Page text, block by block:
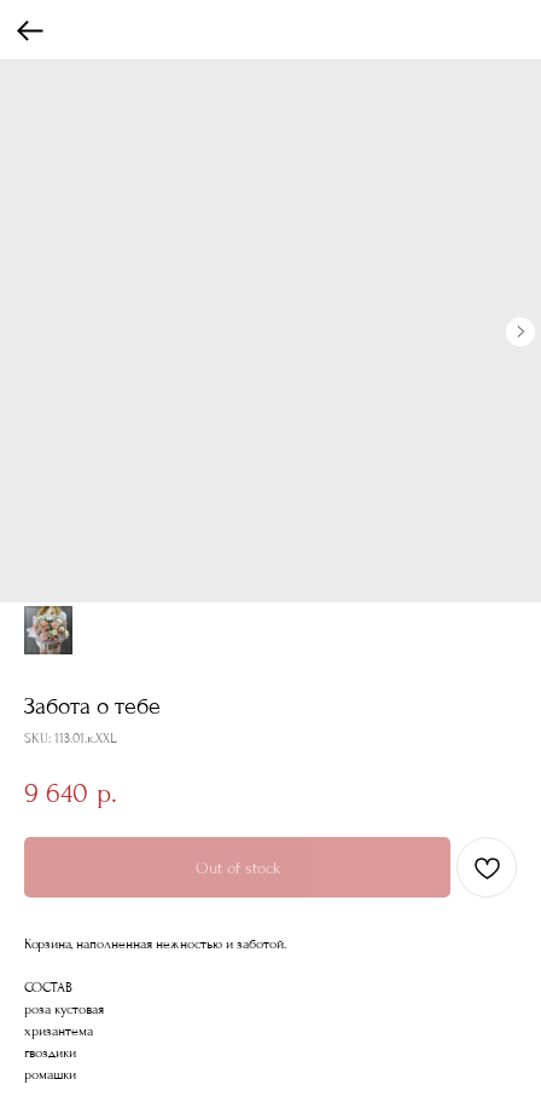
Забота о тебе
SKU: 113.01.к.XXL
9 640 р.
Out of stock
Корзина, наполненная нежностью и заботой.
СОСТАВ
роза кустовая
хризантема
гвоздики
ромашки